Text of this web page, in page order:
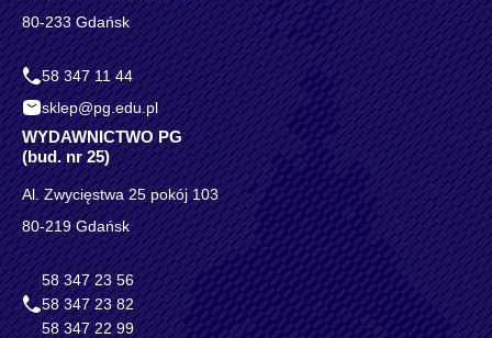
80-233 Gdańsk
58 347 11 44
sklep@pg.edu.pl
WYDAWNICTWO PG
(bud. nr 25)
Al. Zwycięstwa 25 pokój 103
80-219 Gdańsk
58 347 23 56
58 347 23 82
58 347 22 99